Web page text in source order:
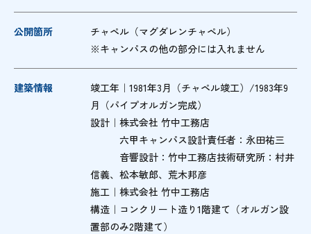
公開箇所
チャペル（マグダレンチャペル）
※キャンパスの他の部分には入れません
建築情報
竣工年｜1981年3月（チャペル竣工）/1983年9
月（パイプオルガン完成）
設計｜株式会社 竹中工務店
六甲キャンパス設計責任者：永田祐三
音響設計：竹中工務店技術研究所：村井
信義、松本敏郎、荒木邦彦
施工｜株式会社 竹中工務店
構造｜コンクリート造り1階建て（オルガン設
置部のみ2階建て）